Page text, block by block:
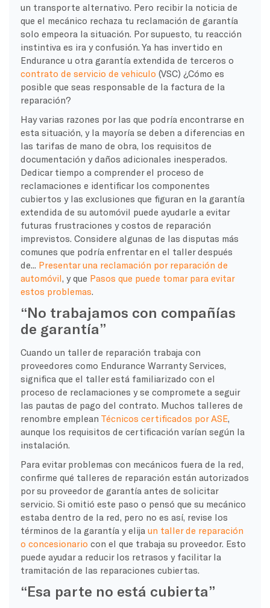
un transporte alternativo. Pero recibir la noticia de
que el mecánico rechaza tu reclamación de garantía
solo empeora la situación. Por supuesto, tu reacción
instintiva es ira y confusión. Ya has invertido en
Endurance u otra garantía extendida de terceros o
contrato de servicio de vehiculo (VSC) ¿Cómo es
posible que seas responsable de la factura de la
reparación?
Hay varias razones por las que podría encontrarse en
esta situación, y la mayoría se deben a diferencias en
las tarifas de mano de obra, los requisitos de
documentación y daños adicionales inesperados.
Dedicar tiempo a comprender el proceso de
reclamaciones e identificar los componentes
cubiertos y las exclusiones que figuran en la garantía
extendida de su automóvil puede ayudarle a evitar
futuras frustraciones y costos de reparación
imprevistos. Considere algunas de las disputas más
comunes que podría enfrentar en el taller después
de... Presentar una reclamación por reparación de
automóvil , y que Pasos que puede tomar para evitar
estos problemas
“No trabajamos con compañías
de garantía”
Cuando un taller de reparación trabaja con
proveedores como Endurance Warranty Services,
significa que el taller está familiarizado con el
proceso de reclamaciones y se compromete a seguir
las pautas de pago del contrato. Muchos talleres de
renombre emplean Técnicos certificados por ASE,
aunque los requisitos de certificación varían según la
instalación.
Para evitar problemas con mecánicos fuera de la red,
confirme qué talleres de reparación están autorizados
por su proveedor de garantía antes de solicitar
servicio. Si omitió este paso o pensó que su mecánico
estaba dentro de la red, pero no es así, revise los
términos de la garantía y elija un taller de reparación
o concesionario con el que trabaja su proveedor. Esto
puede ayudar a reducir los retrasos y facilitar la
tramitación de las reparaciones cubiertas.
“Esa parte no está cubierta”